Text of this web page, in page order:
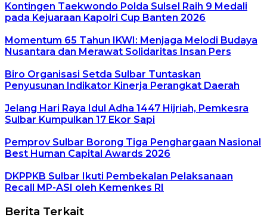
Kontingen Taekwondo Polda Sulsel Raih 9 Medali
pada Kejuaraan Kapolri Cup Banten 2026
Momentum 65 Tahun IKWI: Menjaga Melodi Budaya
Nusantara dan Merawat Solidaritas Insan Pers
Biro Organisasi Setda Sulbar Tuntaskan
Penyusunan Indikator Kinerja Perangkat Daerah
Jelang Hari Raya Idul Adha 1447 Hijriah, Pemkesra
Sulbar Kumpulkan 17 Ekor Sapi
Pemprov Sulbar Borong Tiga Penghargaan Nasional
Best Human Capital Awards 2026
DKPPKB Sulbar Ikuti Pembekalan Pelaksanaan
Recall MP-ASI oleh Kemenkes RI
Berita Terkait